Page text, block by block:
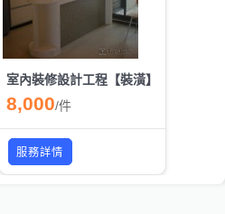
室內裝修設計工程【裝潢】
8,000/件
服務詳情